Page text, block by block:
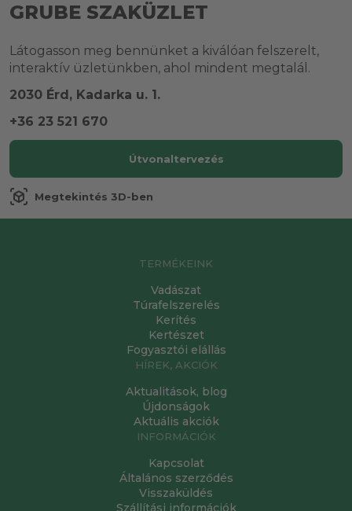
GRUBE SZAKÜZLET
Látogasson meg bennünket a kiválóan felszerelt,
interaktív üzletünkben, ahol mindent megtalál.
2030 Érd, Kadarka u. 1.
+36 23 521 670
Útvonaltervezés
view_in_ar Megtekintés 3D-ben
TERMÉKEINK
Vadászat
Túrafelszerelés
Kerítés
Kertészet
Fogyasztói elállás
HÍREK, AKCIÓK
Aktualitások, blog
Újdonságok
Aktuális akciók
INFORMÁCIÓK
Kapcsolat
Általános szerződés
Visszaküldés
Szállítási információk